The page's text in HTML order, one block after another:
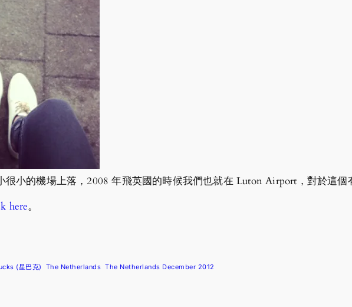
小的機場上落，2008 年飛英國的時候我們也就在 Luton Airport，對於這個
here。
(星巴克) The Netherlands The Netherlands December 2012